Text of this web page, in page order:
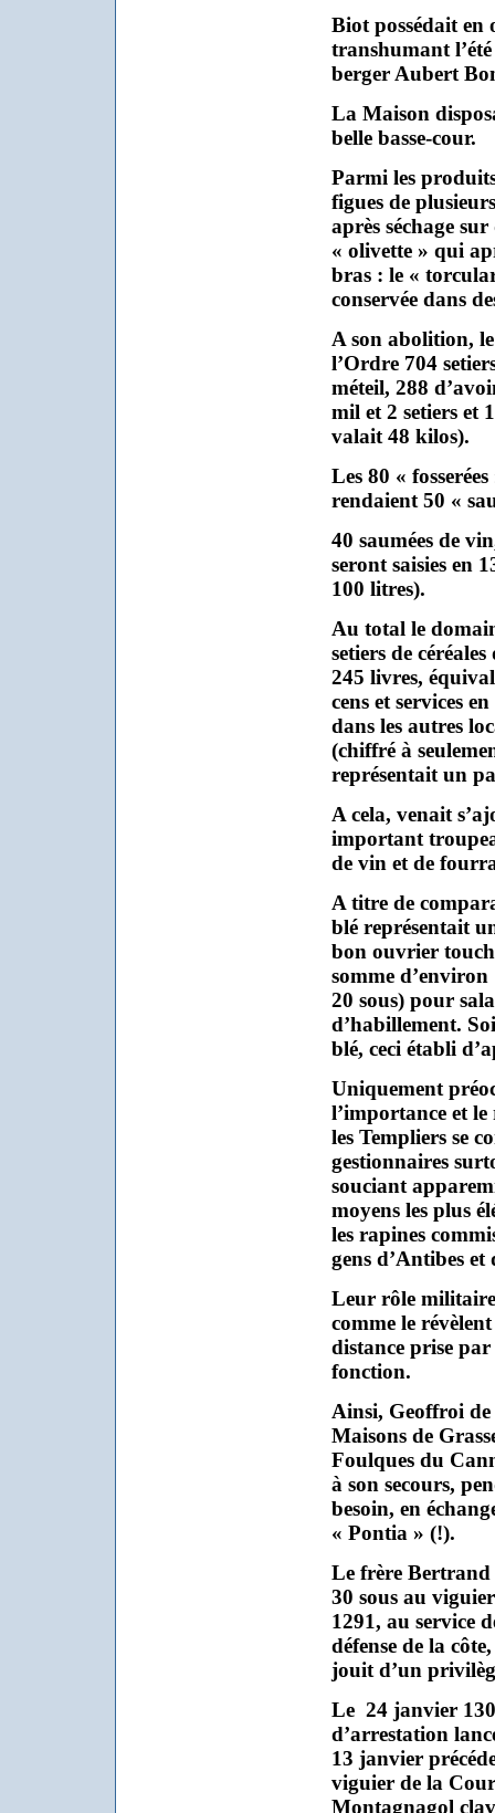
Biot possédait en
transhumant
berger Aubert
La Maison
belle basse-cour.
Parmi les
figues de
après séchage sur
« olivette » qui
bras : le «
conservée dans
A son abolition,
l’Ordre 704
méteil, 288
mil et 2 setiers et
valait 48 kilos).
Les 80 «
rendaient 50 «
40 saumées de
seront saisies en
100 litres).
Au total le
setiers de
245 livres,
cens et services
dans les autres
(chiffré à
représentait un
A cela, venait
important
de vin et de
A titre de
blé représentait
bon ouvrier
somme d’environ
20 sous) pour
d’habillement.
blé, ceci établi
Uniquement
l’importance et
les Templiers se
gestionnaires
souciant
moyens les plus
les rapines
gens d’Antibes et
Leur rôle militaire
comme le
distance prise par
fonction.
Ainsi, Geoffroi de
Maisons de
Foulques du
à son secours,
besoin, en
« Pontia » (!).
Le frère Bertrand
30 sous au
1291, au service
défense de la
jouit d’un
Le 24 janvier
d’arrestation
13 janvier
viguier de la
Montagnagol